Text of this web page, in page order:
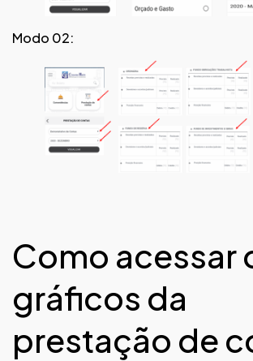
Modo 02:
Como acessar
gráficos da
prestação de